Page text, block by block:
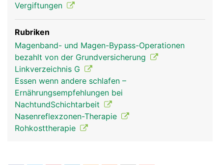
Vergiftungen
Rubriken
Magenband- und Magen-Bypass-Operationen
bezahlt von der Grundversicherung
Linkverzeichnis G
Essen wenn andere schlafen –
Ernährungsempfehlungen bei
NachtundSchichtarbeit
Nasenreflexzonen-Therapie
Rohkosttherapie